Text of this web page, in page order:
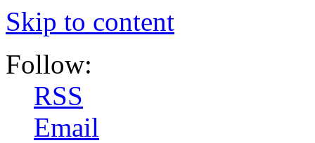
Skip to content
Follow:
RSS
Email